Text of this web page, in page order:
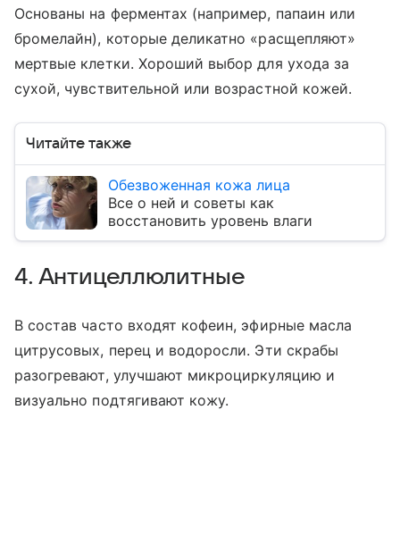
Основаны на ферментах (например, папаин или
бромелайн), которые деликатно «расщепляют»
мертвые клетки. Хороший выбор для ухода за
сухой, чувствительной или возрастной кожей.
Читайте также
Обезвоженная кожа лица
Все о ней и советы как
восстановить уровень влаги
4. Антицеллюлитные
В состав часто входят кофеин, эфирные масла
цитрусовых, перец и водоросли. Эти скрабы
разогревают, улучшают микроциркуляцию и
визуально подтягивают кожу.